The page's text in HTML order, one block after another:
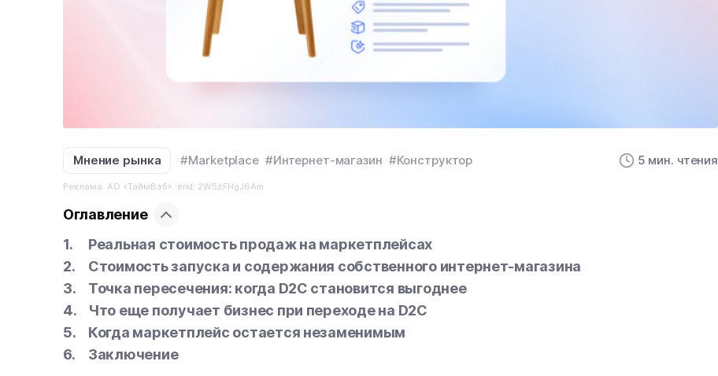
Мнение рынка #Marketplace #Интернет-магазин #Конструктор 5 мин. чтения
Реклама. АО «ТаймВэб». erid: 2W5zFHgJ6Am
Оглавление
Реальная стоимость продаж на маркетплейсах
Стоимость запуска и содержания собственного интернет-магазина
Точка пересечения: когда D2C становится выгоднее
Что еще получает бизнес при переходе на D2C
Когда маркетплейс остается незаменимым
Заключение